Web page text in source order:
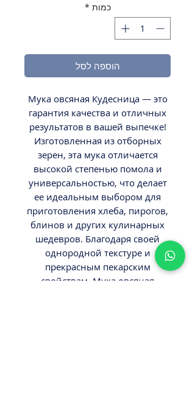
כמות *
הוספה לסל
Мука овсяная Кудесница — это
гарантия качества и отличных
результатов в вашей выпечке!
Изготовленная из отборных
зерен, эта мука отличается
высокой степенью помола и
универсальностью, что делает
ее идеальным выбором для
приготовления хлеба, пирогов,
блинов и других кулинарных
шедевров. Благодаря своей
однородной текстуре и
прекрасным пекарским
свойствам, Мука овсяная